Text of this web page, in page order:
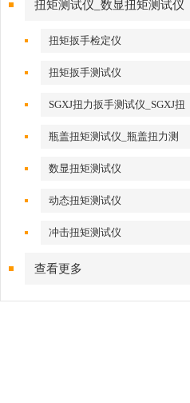
扭矩测试仪_数显扭矩测试仪
扭矩扳手检定仪
扭矩扳手测试仪
SGXJ扭力扳手测试仪_SGXJ扭
力扳手校准仪
瓶盖扭矩测试仪_瓶盖扭力测
试仪
数显扭矩测试仪
动态扭矩测试仪
冲击扭矩测试仪
查看更多